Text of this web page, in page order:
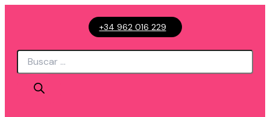
+34 962 016 229
Búsqueda